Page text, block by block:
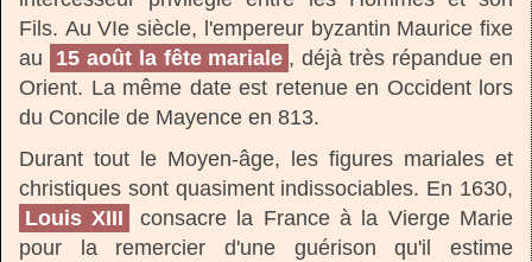
Fils. Au VIe siècle, l'empereur byzantin Maurice fixe
au
15 août la fête mariale , déjà très répandue en
Orient. La même date est retenue en Occident lors
du Concile de Mayence en 813.
Durant tout le Moyen-âge, les figures mariales et
christiques sont quasiment indissociables. En 1630,
Louis XIII
consacre la France à la Vierge Marie
pour la remercier d'une guérison qu'il estime